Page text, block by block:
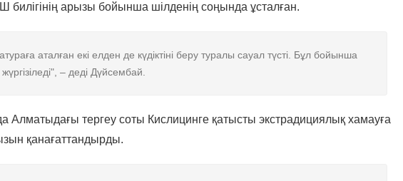
арызы бойынша шілденің соңында ұсталған.
аталған екі елден де күдіктіні беру туралы сауал түсті. Бұл бойынша
– деді Дүйсембай.
тергеу соты Кислицинге қатысты экстрадициялық хамауға
қанағаттандырды.